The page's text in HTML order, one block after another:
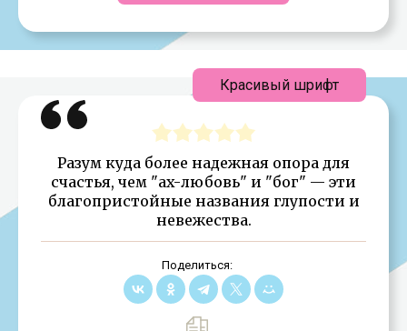
Разум куда более надежная опора для
счастья, чем "ax-любовь" и "бог" — эти
благопристойные названия глупости и
невежества.
Поделиться:
Красивый шрифт